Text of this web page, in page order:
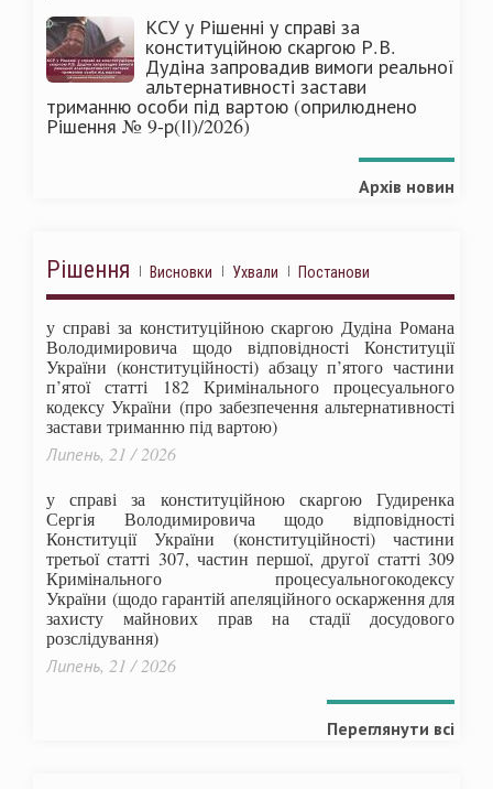
КСУ у Рішенні у справі за
конституційною скаргою Р.В.
Дудіна запровадив вимоги реальної
альтернативності застави
триманню особи під вартою (оприлюднено
Рішення № 9-р(ІІ)/2026)
Архів новин
Рішення Висновки Ухвали Постанови
у справі за конституційною скаргою Дудіна Романа
Володимировича щодо відповідності Конституції
України (конституційності) абзацу п’ятого частини
п’ятої статті 182 Кримінального процесуального
кодексу України (про забезпечення альтернативності
застави триманню під вартою)
Липень, 21 / 2026
у справі за конституційною скаргою Гудиренка
Сергія Володимировича щодо відповідності
Конституції України (конституційності) частини
третьої статті 307, частин першої, другої статті 309
Кримінального процесуальногокодексу
України (щодо гарантій апеляційного оскарження для
захисту майнових прав на стадії досудового
розслідування)
Липень, 21 / 2026
Переглянути всі